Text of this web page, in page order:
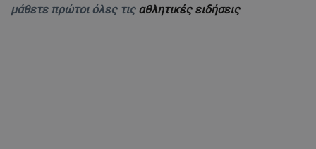
μάθετε πρώτοι όλες τις αθλητικές ειδήσεις